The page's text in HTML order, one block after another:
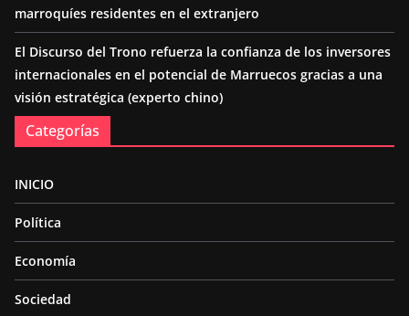
marroquíes residentes en el extranjero
El Discurso del Trono refuerza la confianza de los inversores
internacionales en el potencial de Marruecos gracias a una
visión estratégica (experto chino)
Categorías
INICIO
Política
Economía
Sociedad